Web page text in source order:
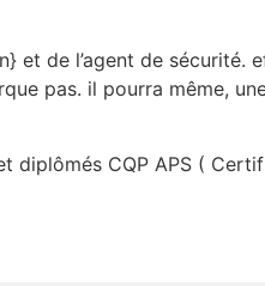
et de l’agent de sécurité.
pas. il pourra même,
diplômés CQP APS (